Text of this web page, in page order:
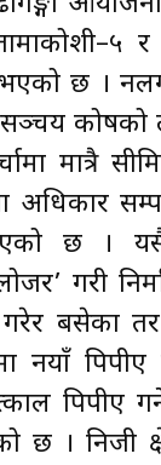
भएको छ ।
कोषको
मात्रै
छ ।
गरी
बसेका
नयाँ
पिपीए
छ । निजी